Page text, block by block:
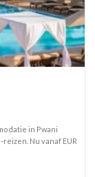
in Pwani
Nu vanaf EUR